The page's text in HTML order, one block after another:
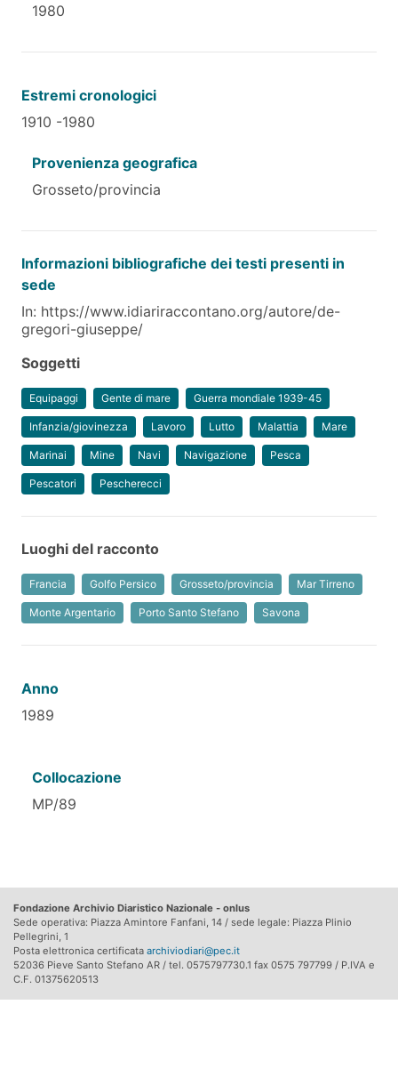
1980
Estremi cronologici
1910 -1980
Provenienza geografica
Grosseto/provincia
Informazioni bibliografiche dei testi presenti in
sede
In: https://www.idiariraccontano.org/autore/de-
gregori-giuseppe/
Soggetti
Equipaggi Gente di mare Guerra mondiale 1939-45
Infanzia/giovinezza Lavoro Lutto Malattia Mare
Marinai Mine Navi Navigazione Pesca
Pescatori Pescherecci
Luoghi del racconto
Francia Golfo Persico Grosseto/provincia Mar Tirreno
Monte Argentario Porto Santo Stefano Savona
Anno
1989
Collocazione
MP/89
Fondazione Archivio Diaristico Nazionale - onlus
Sede operativa: Piazza Amintore Fanfani, 14 / sede legale: Piazza Plinio
Pellegrini, 1
Posta elettronica certificata archiviodiari@pec.it
52036 Pieve Santo Stefano AR / tel. 0575797730.1 fax 0575 797799 / P.IVA e
C.F. 01375620513